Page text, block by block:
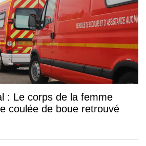
: Le corps de la femme
coulée de boue retrouvé